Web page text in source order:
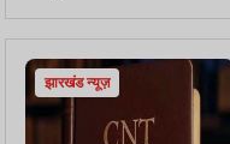
को 11 नवंबर को अवकाश
झारखंड न्यूज़